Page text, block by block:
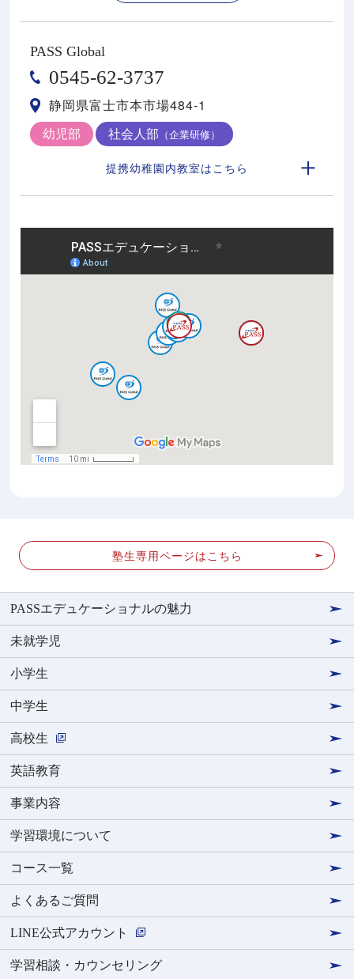
PASS Global
0545-62-3737
静岡県富士市本市場484-1
幼児部 社会人部 （企業研修）
提携幼稚園内教室はこちら
塾生専用ページはこちら
PASSエデュケーショナルの魅力
未就学児
小学生
中学生
高校生
英語教育
事業内容
学習環境について
コース一覧
よくあるご質問
LINE公式アカウント
学習相談・カウンセリング